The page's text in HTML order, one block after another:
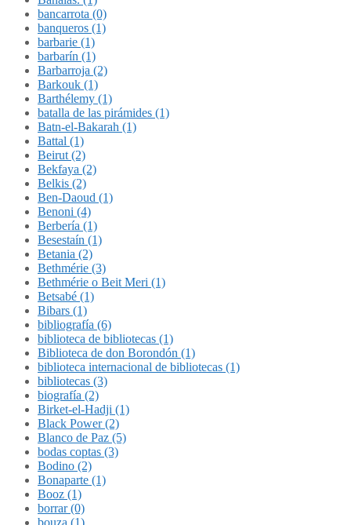
bancarrota (0)
banqueros (1)
barbarie (1)
barbarín (1)
Barbarroja (2)
Barkouk (1)
Barthélemy (1)
batalla de las pirámides (1)
Batn-el-Bakarah (1)
Battal (1)
Beirut (2)
Bekfaya (2)
Belkis (2)
Ben-Daoud (1)
Benoni (4)
Berbería (1)
Besestaín (1)
Betania (2)
Bethmérie (3)
Bethmérie o Beit Meri (1)
Betsabé (1)
Bibars (1)
bibliografía (6)
biblioteca de bibliotecas (1)
Biblioteca de don Borondón (1)
biblioteca internacional de bibliotecas (1)
bibliotecas (3)
biografía (2)
Birket-el-Hadji (1)
Black Power (2)
Blanco de Paz (5)
bodas coptas (3)
Bodino (2)
Bonaparte (1)
Booz (1)
borrar (0)
bouza (1)